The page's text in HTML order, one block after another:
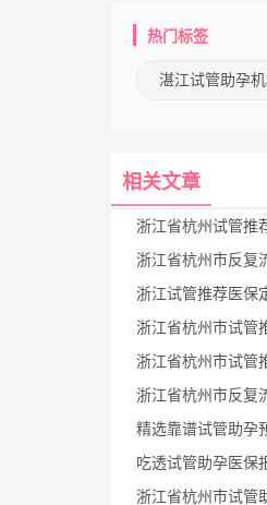
热门标签
湛江试管助孕
相关文章
浙江省杭州试管推荐
浙江省杭州市反复流产试
浙江试管推荐医保
浙江省杭州市试管
浙江省杭州市试管推
浙江省杭州市反复流产
精选靠谱试管助孕
吃透试管助孕医保
浙江省杭州市试管助